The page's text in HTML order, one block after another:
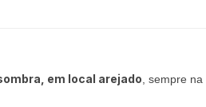
em local arejado, sempre na